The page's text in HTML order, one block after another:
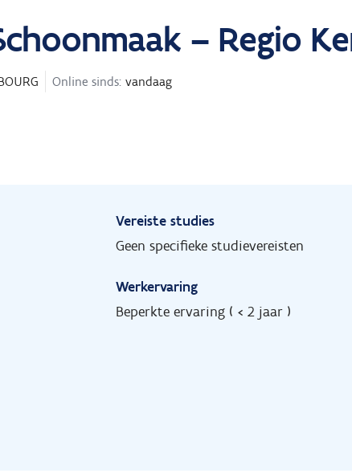
– Regio
Online sinds: vandaag
Vereiste studies
Geen specifieke studievereisten
Werkervaring
Beperkte ervaring ( < 2 jaar )